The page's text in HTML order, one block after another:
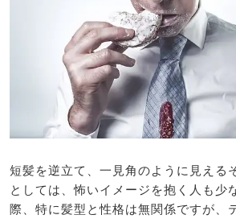
短髪を逆立て、一見角のように見える
としては、怖いイメージを抱く人も少
際、特に髪型と性格は無関係ですが、